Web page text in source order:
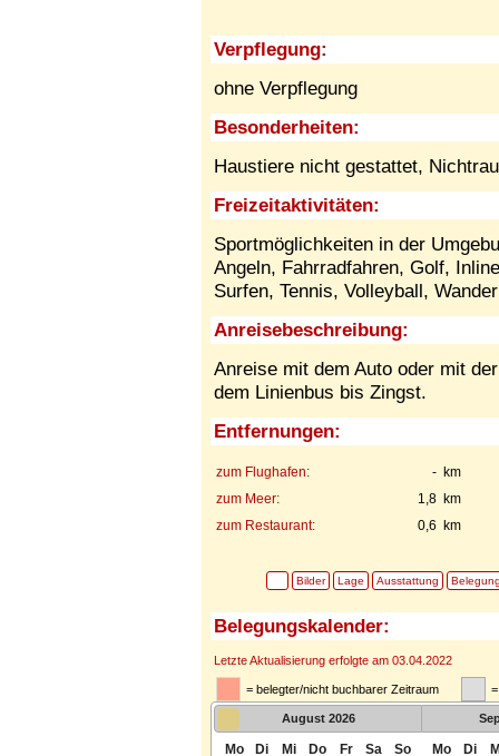
Verpflegung:
ohne Verpflegung
Besonderheiten:
Haustiere nicht gestattet,
Freizeitaktivitäten:
Sportmöglichkeiten in der
Angeln, Fahrradfahren, Golf,
Surfen, Tennis, Volleyball,
Anreisebeschreibung:
Anreise mit dem Auto oder mit
dem Linienbus bis Zingst.
Entfernungen:
- km
zum Flughafen:
1,8 km
zum Meer:
0,6 km
zum Restaurant:
Bilder Lage Ausstattung
Belegungskalender:
Letzte Aktualisierung erfolgte am 03.04.2022
= belegter/nicht buchbarer Zeitraum
August 2026
Mo Di Mi Do Fr Sa So Mo Di